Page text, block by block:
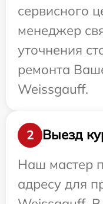
сервисного
менеджер
уточнения
ремонта
Weissgauff.
2
Выезд
Наш мастер
адресу для